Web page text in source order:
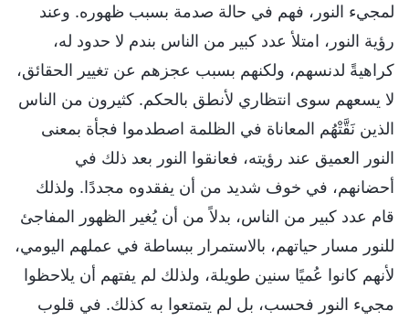
لمجيء النور، فهم في حالة صدمة بسبب ظهوره. وعند
رؤية النور، امتلأ عدد كبير من الناس بندم لا حدود له،
كراهيةً لدنسهم، ولكنهم بسبب عجزهم عن تغيير الحقائق،
لا يسعهم سوى انتظاري لأنطق بالحكم. كثيرون من الناس
الذين نَقَّتْهُم المعاناة في الظلمة اصطدموا فجأة بمعنى
النور العميق عند رؤيته، فعانقوا النور بعد ذلك في
أحضانهم، في خوف شديد من أن يفقدوه مجددًا. ولذلك
قام عدد كبير من الناس، بدلاً من أن يُغير الظهور المفاجئ
للنور مسار حياتهم، بالاستمرار ببساطة في عملهم اليومي،
لأنهم كانوا عُميًا سنين طويلة، ولذلك لم يفتهم أن يلاحظوا
مجيء النور فحسب، بل لم يتمتعوا به كذلك. في قلوب